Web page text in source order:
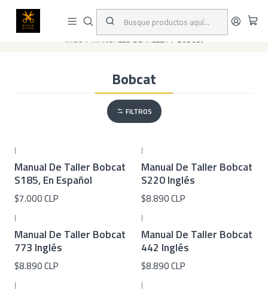
Este es el texto del slide
Inicio MANUALES DE TALLER Bobcat
Bobcat
FILTROS
|
Manual De Taller Bobcat
S185, En Español
$7.000 CLP
|
Manual De Taller Bobcat
S220 Inglés
$8.890 CLP
|
Manual De Taller Bobcat
773 Inglés
$8.890 CLP
|
Manual De Taller Bobcat
442 Inglés
$8.890 CLP
| |